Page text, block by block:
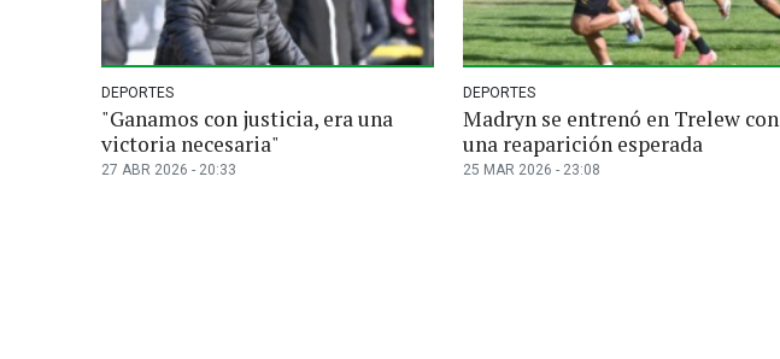
DEPORTES
"Ganamos con justicia, era una
victoria necesaria"
27 ABR 2026 - 20:33
DEPORTES
Madryn se entrenó en Trelew con
una reaparición esperada
25 MAR 2026 - 23:08